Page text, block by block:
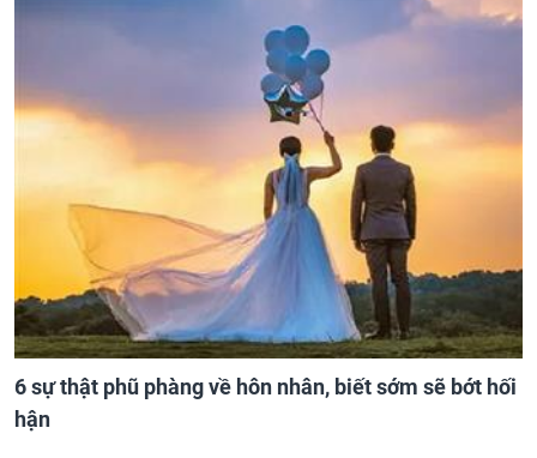
6 sự thật phũ phàng về hôn nhân, biết sớm sẽ bớt hối
hận